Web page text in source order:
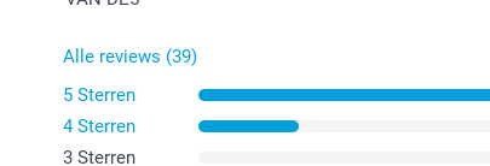
Alle reviews (39)
5 Sterren
4 Sterren
3 Sterren